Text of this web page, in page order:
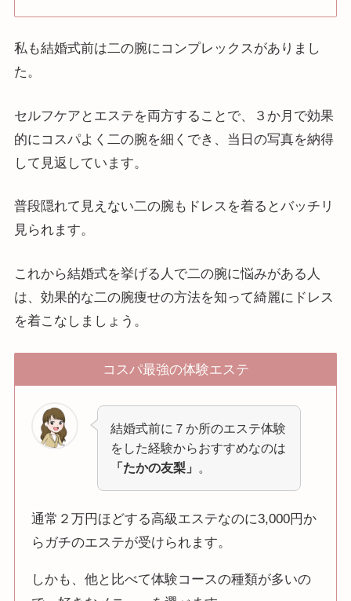
私も結婚式前は二の腕にコンプレックスがありまし
た。
セルフケアとエステを両方することで、３か月で効果
的にコスパよく二の腕を細くでき、当日の写真を納得
して見返しています。
普段隠れて見えない二の腕もドレスを着るとバッチリ
見られます。
これから結婚式を挙げる人で二の腕に悩みがある人
は、効果的な二の腕痩せの方法を知って綺麗にドレス
を着こなしましょう。
コスパ最強の体験エステ
結婚式前に７か所のエステ体験
をした経験からおすすめなのは
「たかの友梨」 。
通常２万円ほどする高級エステなのに3,000円か
らガチのエステが受けられます。
しかも、他と比べて体験コースの種類が多いの